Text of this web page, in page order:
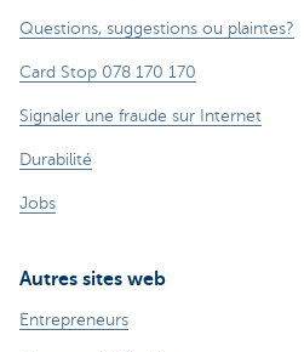
Questions, suggestions ou plaintes?
Card Stop 078 170 170
Signaler une fraude sur Internet
Durabilité
Jobs
Autres sites web
Entrepreneurs